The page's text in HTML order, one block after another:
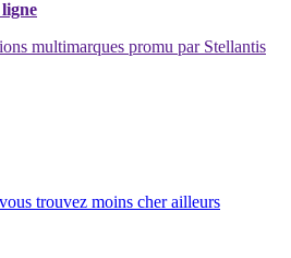
multimarques promu par Stellantis
trouvez moins cher ailleurs